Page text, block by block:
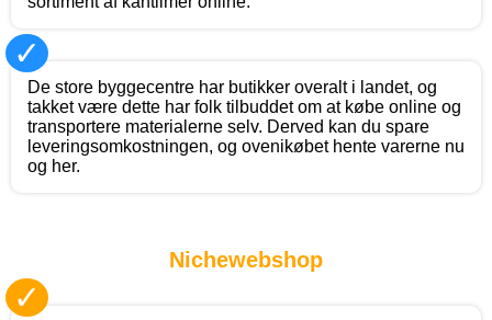
✓
De store byggecentre har butikker overalt i landet, og
takket være dette har folk tilbuddet om at købe online og
transportere materialerne selv. Derved kan du spare
leveringsomkostningen, og ovenikøbet hente varerne nu
og her.
Nichewebshop
✓